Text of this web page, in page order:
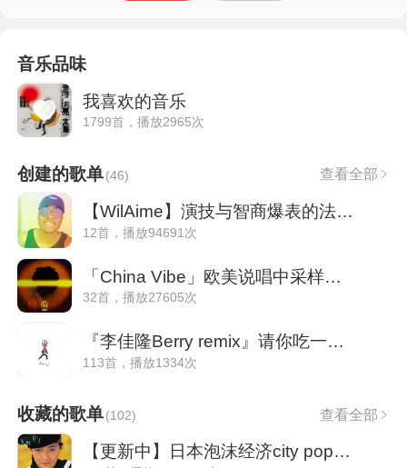
音乐品味
我喜欢的音乐
1799首，播放2965次
创建的歌单(46) 查看全部
【WilAime】演技与智商爆表的法国黑人小哥
12首，播放94691次
「China Vibe」欧美说唱中采样的中国风
32首，播放27605次
『李佳隆Berry remix』请你吃一框甜莓
113首，播放1334次
收藏的歌单(102) 查看全部
【更新中】日本泡沫经济city pop/jazz/funk